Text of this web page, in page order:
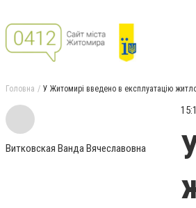
Головна У Житомирі введено в експлуатацію
Витковская Ванда Вячеславовна